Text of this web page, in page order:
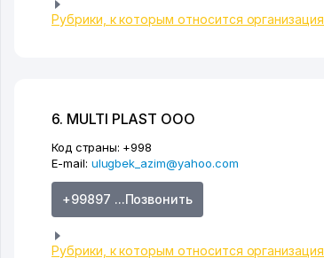
Рубрики, к которым относится организация
6. MULTI PLAST ООО
Код страны: +998
E-mail: ulugbek_azim@yahoo.com
+99897 ...Позвонить
Рубрики, к которым относится организация